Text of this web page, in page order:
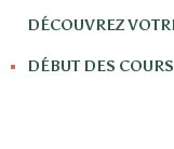
DÉCOUVREZ
DÉBUT DES